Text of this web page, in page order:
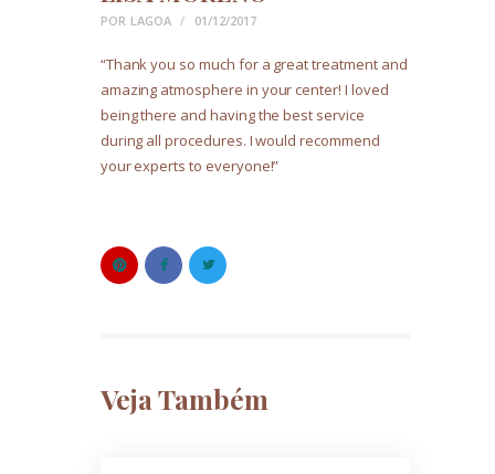
POR LAGOA 01/12/2017
“Thank you so much for a great treatment and
amazing atmosphere in your center! I loved
being there and having the best service
during all procedures. I would recommend
your experts to everyone!”
Veja Também